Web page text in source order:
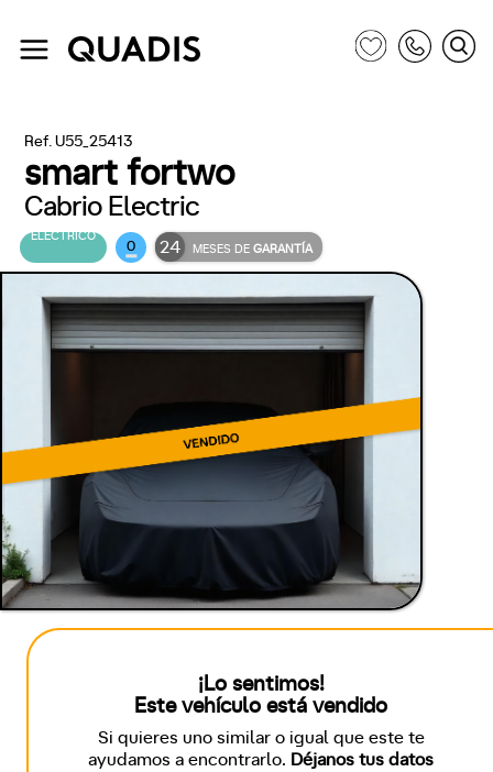
Ref. U55_25413
smart fortwo
Cabrio Electric
ELÉCTRICO
0 24 MESES DEGARANTÍA
¡Lo sentimos!
Este vehículo está vendido
Si quieres uno similar o igual que este te
ayudamos a encontrarlo. Déjanos tus datos